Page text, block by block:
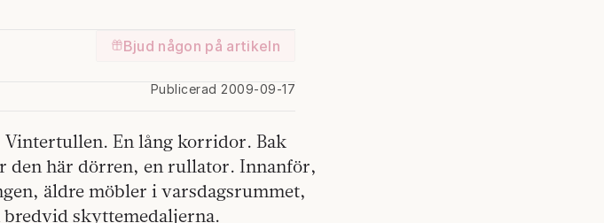
Bjud någon på artikeln
Publicerad 2009-09-17
Vintertullen. En lång korridor. Bak
den här dörren, en rullator. Innanför,
äldre möbler i varsdagsrummet,
skyttemedaljerna.